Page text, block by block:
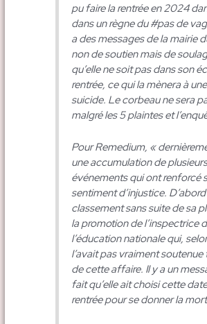
pu faire la rentrée en 2024
dans un règne du #pas de
a des messages de la mairie
non de soutien mais de
qu’elle ne soit pas dans son
rentrée, ce qui la mènera à
suicide. Le corbeau ne sera
malgré les 5 plaintes et
Pour Remedium, «
une accumulation de plusieurs
événements qui ont renforcé
sentiment d’injustice.
classement sans suite de sa
la promotion de l’inspectrice
l’éducation nationale qui,
l’avait pas vraiment
de cette affaire. Il y a un
fait qu’elle ait choisi cette
rentrée pour se donner la